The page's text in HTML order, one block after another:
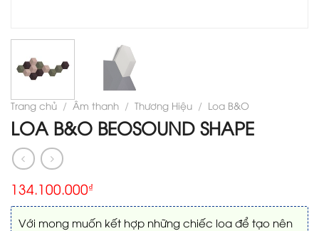
Trang chủ / Âm thanh / Thương Hiệu / Loa B&O
LOA B&O BEOSOUND SHAPE
134.100.000₫
Với mong muốn kết hợp những chiếc loa để tạo nên